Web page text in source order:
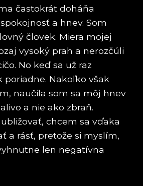
častokrát doháňa
a hnev. Som
človek. Miera mojej
vysoký prah a nerozčúli
No keď sa už raz
poriadne. Nakoľko však
naučila som sa môj hnev
a nie ako zbraň.
chcem sa vďaka
a rásť, pretože si myslím,
len negatívna